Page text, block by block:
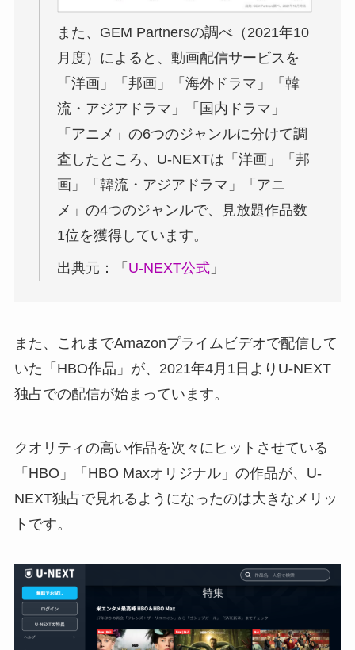
また、GEM Partnersの調べ（2021年10
月度）によると、動画配信サービスを
「洋画」「邦画」「海外ドラマ」「韓
流・アジアドラマ」「国内ドラマ」
「アニメ」の6つのジャンルに分けて調
査したところ、U-NEXTは「洋画」「邦
画」「韓流・アジアドラマ」「アニ
メ」の4つのジャンルで、見放題作品数
1位を獲得しています。
出典元：「 U-NEXT公式」
また、これまでAmazonプライムビデオで配信して
いた「HBO作品」が、2021年4月1日よりU-NEXT
独占での配信が始まっています。
クオリティの高い作品を次々にヒットさせている
「HBO」「HBO Maxオリジナル」の作品が、U-
NEXT独占で見れるようになったのは大きなメリッ
トです。